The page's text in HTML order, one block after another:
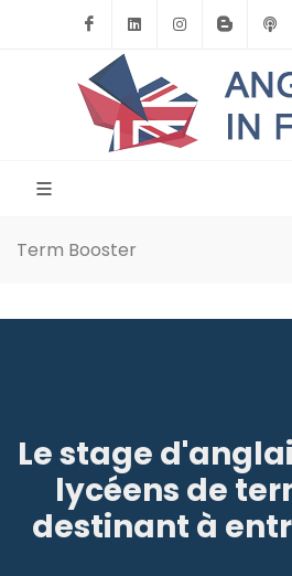
FacebookLinkedinInstagram
Term Booster
Le stage
lycéens de
destinant à